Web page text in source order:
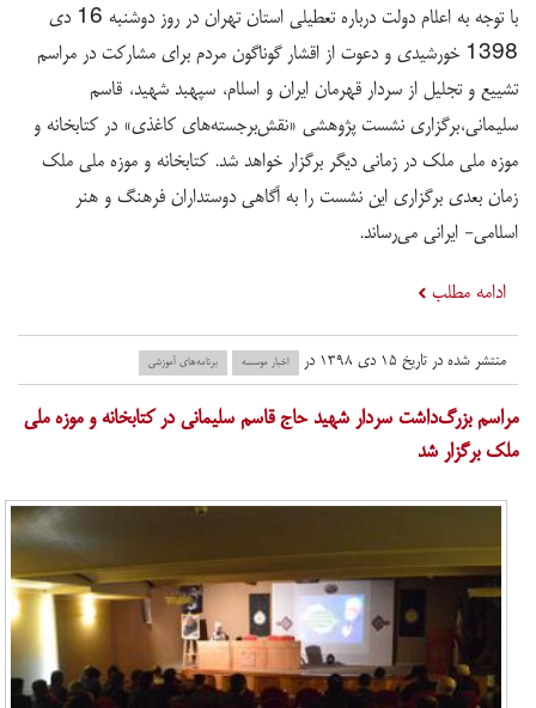
با توجه به اعلام دولت درباره تعطیلی استان تهران در روز دوشنبه 16 دی
1398 خورشیدی و دعوت از اقشار گوناگون مردم برای مشارکت در مراسم
تشییع و تجلیل از سردار قهرمان ایران و اسلام، سپهبد شهید، قاسم
سلیمانی،برگزاری نشست پژوهشی «نقش‌برجسته‌های کاغذی» در کتابخانه و
موزه ملی ملک در زمانی دیگر برگزار خواهد شد. کتابخانه و موزه ملی ملک
زمان بعدی برگزاری این نشست را به آگاهی دوستداران فرهنگ و هنر
اسلامی- ایرانی می‌رساند.
ادامه مطلب
منتشر شده در تاریخ ۱۵ دی ۱۳۹۸ در اخبار موسسه برنامه‌های آموزشی
​مراسم بزرگ‌داشت سردار شهید حاج قاسم سلیمانی در کتابخانه و موزه ملی
ملک برگزار شد